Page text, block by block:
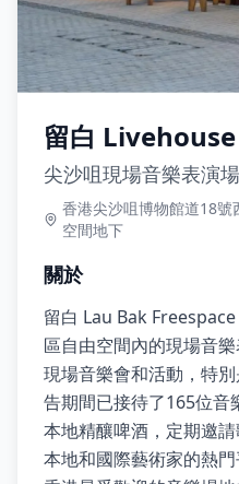
留白 Livehouse
尖沙咀現場音樂表演
香港尖沙咀博物館道18號
空間地下
關於
留白 Lau Bak
區自由空間內的現場音
現場音樂會和活動，特
告期間已接待了165位音
本地精釀啤酒，定期邀
本地和國際藝術家的熱